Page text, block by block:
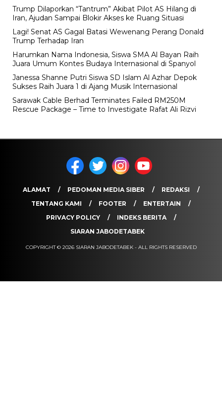
Trump Dilaporkan “Tantrum” Akibat Pilot AS Hilang di
Iran, Ajudan Sampai Blokir Akses ke Ruang Situasi
Lagi! Senat AS Gagal Batasi Wewenang Perang Donald
Trump Terhadap Iran
Harumkan Nama Indonesia, Siswa SMA Al Bayan Raih
Juara Umum Kontes Budaya Internasional di Spanyol
Janessa Shanne Putri Siswa SD Islam Al Azhar Depok
Sukses Raih Juara 1 di Ajang Musik Internasional
Sarawak Cable Berhad Terminates Failed RM250M
Rescue Package – Time to Investigate Rafat Ali Rizvi
ALAMAT PEDOMAN MEDIA SIBER
REDAKSI
TENTANG KAMI
FOOTER
ENTERTAIN
PRIVACY POLICY
INDEKS BERITA
SIARAN JABODETABEK
COPYRIGHT © 2026 SIARAN JABODETABEK - ALL RIGHTS RESERVED